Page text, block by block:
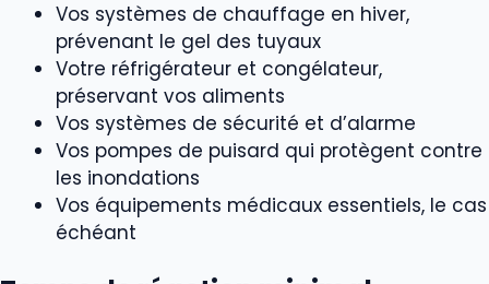
Vos systèmes de chauffage en hiver,
prévenant le gel des tuyaux
Votre réfrigérateur et congélateur,
préservant vos aliments
Vos systèmes de sécurité et d’alarme
Vos pompes de puisard qui protègent contre
les inondations
Vos équipements médicaux essentiels, le cas
échéant